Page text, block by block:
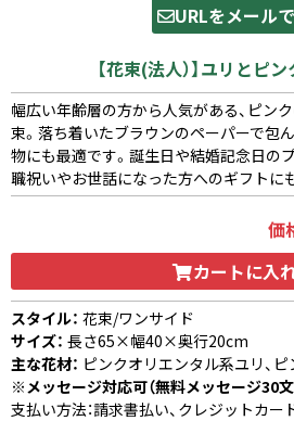
URLをメール
【花束(法人）】ユリとピ
幅広い年齢層の方から人気がある、ピン
束。落ち着いたブラウンのペーパーで包
物にも最適です。誕生日や結婚記念日の
職祝いやお世話になった方へのギフトに
価
カートに入
スタイル： 花束/ワンサイド
サイズ： 長さ65×幅40×奥行20cm
主な花材： ピンクオリエンタル系ユリ、ピ
※メッセージ対応可（無料メッセージ30文
支払い方法：請求書払い、クレジットカ